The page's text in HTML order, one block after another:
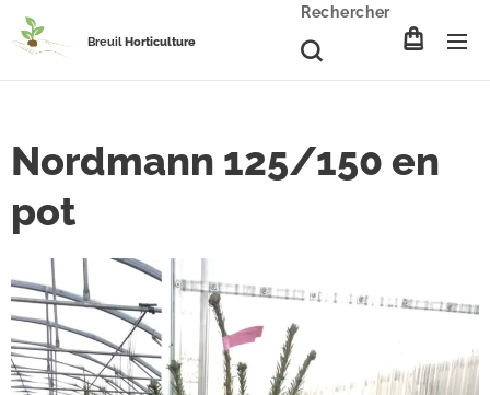
BreuilHorticulture
Rechercher
Nordmann 125/150 en
pot